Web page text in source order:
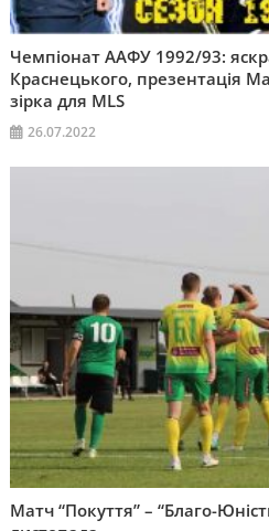
Чемпіонат ААФУ 1992/93:
Краснецького, презентація
зірка для MLS
26.07.2022
Матч “Покуття” – “Благо-